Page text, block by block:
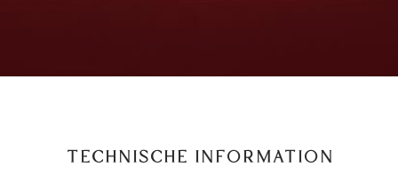
TECHNISCHE INFORMATION